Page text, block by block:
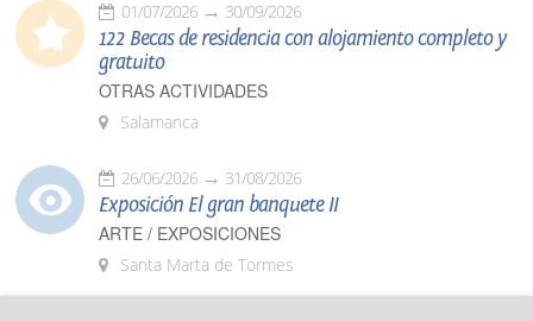
01/07/2026 30/09/2026
122 Becas de residencia con alojamiento completo y
gratuito
OTRAS ACTIVIDADES
Salamanca
26/06/2026 31/08/2026
Exposición El gran banquete II
ARTE / EXPOSICIONES
Santa Marta de Tormes